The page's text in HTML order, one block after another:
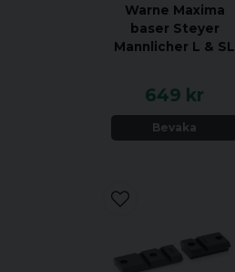
Warne Maxima
baser Steyer
Mannlicher L & SL
649 kr
Bevaka